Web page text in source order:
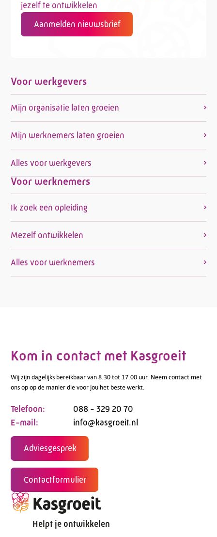
jezelf te ontwikkelen
Aanmelden nieuwsbrief
Voor werkgevers
Mijn organisatie laten groeien
Mijn werknemers laten groeien
Alles voor werkgevers
Voor werknemers
Ik zoek een opleiding
Mezelf ontwikkelen
Alles voor werknemers
Kom in contact met Kasgroeit
Wij zijn dagelijks bereikbaar van 8.30 tot 17.00 uur. Neem contact met
ons op op de manier die voor jou het beste werkt.
Telefoon:
088 - 329 20 70
E-mail:
info@kasgroeit.nl
Adviesgesprek
Contactformulier
Helpt je ontwikkelen